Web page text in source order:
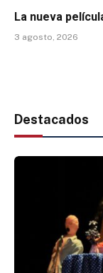
La nueva
3 agosto, 2026
Destacados